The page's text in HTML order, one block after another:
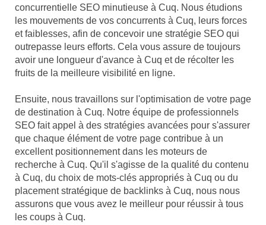
concurrentielle SEO minutieuse à Cuq. Nous étudions
les mouvements de vos concurrents à Cuq, leurs forces
et faiblesses, afin de concevoir une stratégie SEO qui
outrepasse leurs efforts. Cela vous assure de toujours
avoir une longueur d'avance à Cuq et de récolter les
fruits de la meilleure visibilité en ligne.
Ensuite, nous travaillons sur l'optimisation de votre page
de destination à Cuq. Notre équipe de professionnels
SEO fait appel à des stratégies avancées pour s'assurer
que chaque élément de votre page contribue à un
excellent positionnement dans les moteurs de
recherche à Cuq. Qu'il s'agisse de la qualité du contenu
à Cuq, du choix de mots-clés appropriés à Cuq ou du
placement stratégique de backlinks à Cuq, nous nous
assurons que vous avez le meilleur pour réussir à tous
les coups à Cuq.